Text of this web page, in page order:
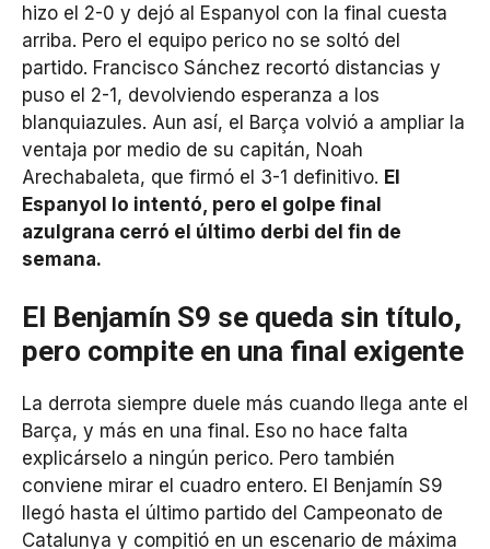
hizo el 2-0 y dejó al Espanyol con la final cuesta
arriba. Pero el equipo perico no se soltó del
partido. Francisco Sánchez recortó distancias y
puso el 2-1, devolviendo esperanza a los
blanquiazules. Aun así, el Barça volvió a ampliar la
ventaja por medio de su capitán, Noah
Arechabaleta, que firmó el 3-1 definitivo. El
Espanyol lo intentó, pero el golpe final
azulgrana cerró el último derbi del fin de
semana.
El Benjamín S9 se queda sin título,
pero compite en una final exigente
La derrota siempre duele más cuando llega ante el
Barça, y más en una final. Eso no hace falta
explicárselo a ningún perico. Pero también
conviene mirar el cuadro entero. El Benjamín S9
llegó hasta el último partido del Campeonato de
Catalunya y compitió en un escenario de máxima